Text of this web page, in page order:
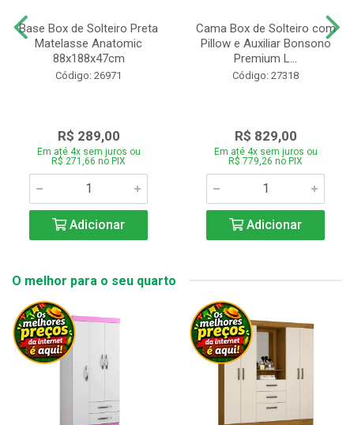
Base Box de Solteiro Preta
Matelasse Anatomic
88x188x47cm
Código: 26971
R$ 289,00
Em até 4x sem juros ou
R$ 271,66 no PIX
Adicionar
Cama Box de Solteiro com
Pillow e Auxiliar Bonsono
Premium L...
Código: 27318
R$ 829,00
Em até 4x sem juros ou
R$ 779,26 no PIX
Adicionar
O melhor para o seu quarto